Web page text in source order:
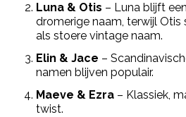
Luna & Otis – Luna blijft
dromerige naam, terwijl
als stoere vintage naam.
Elin & Jace –
namen blijven populair.
Maeve & Ezra – Klassiek,
twist.